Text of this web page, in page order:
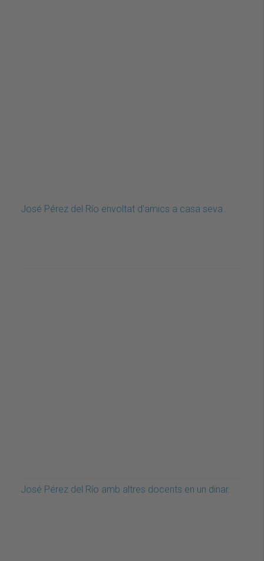
José Pérez del Río envoltat d'amics a casa seva.
José Pérez del Río amb altres docents en un dinar.